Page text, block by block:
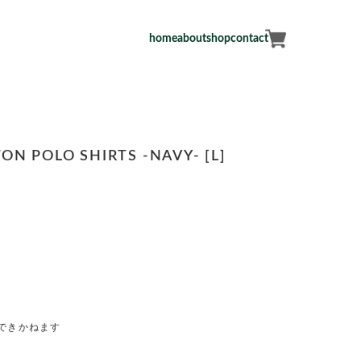
homeaboutshopcontact
POLO SHIRTS -NAVY- [L]
きかねます